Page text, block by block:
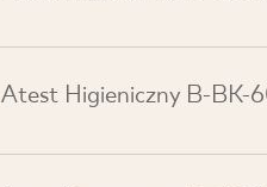
Atest Higieniczny B-BK-